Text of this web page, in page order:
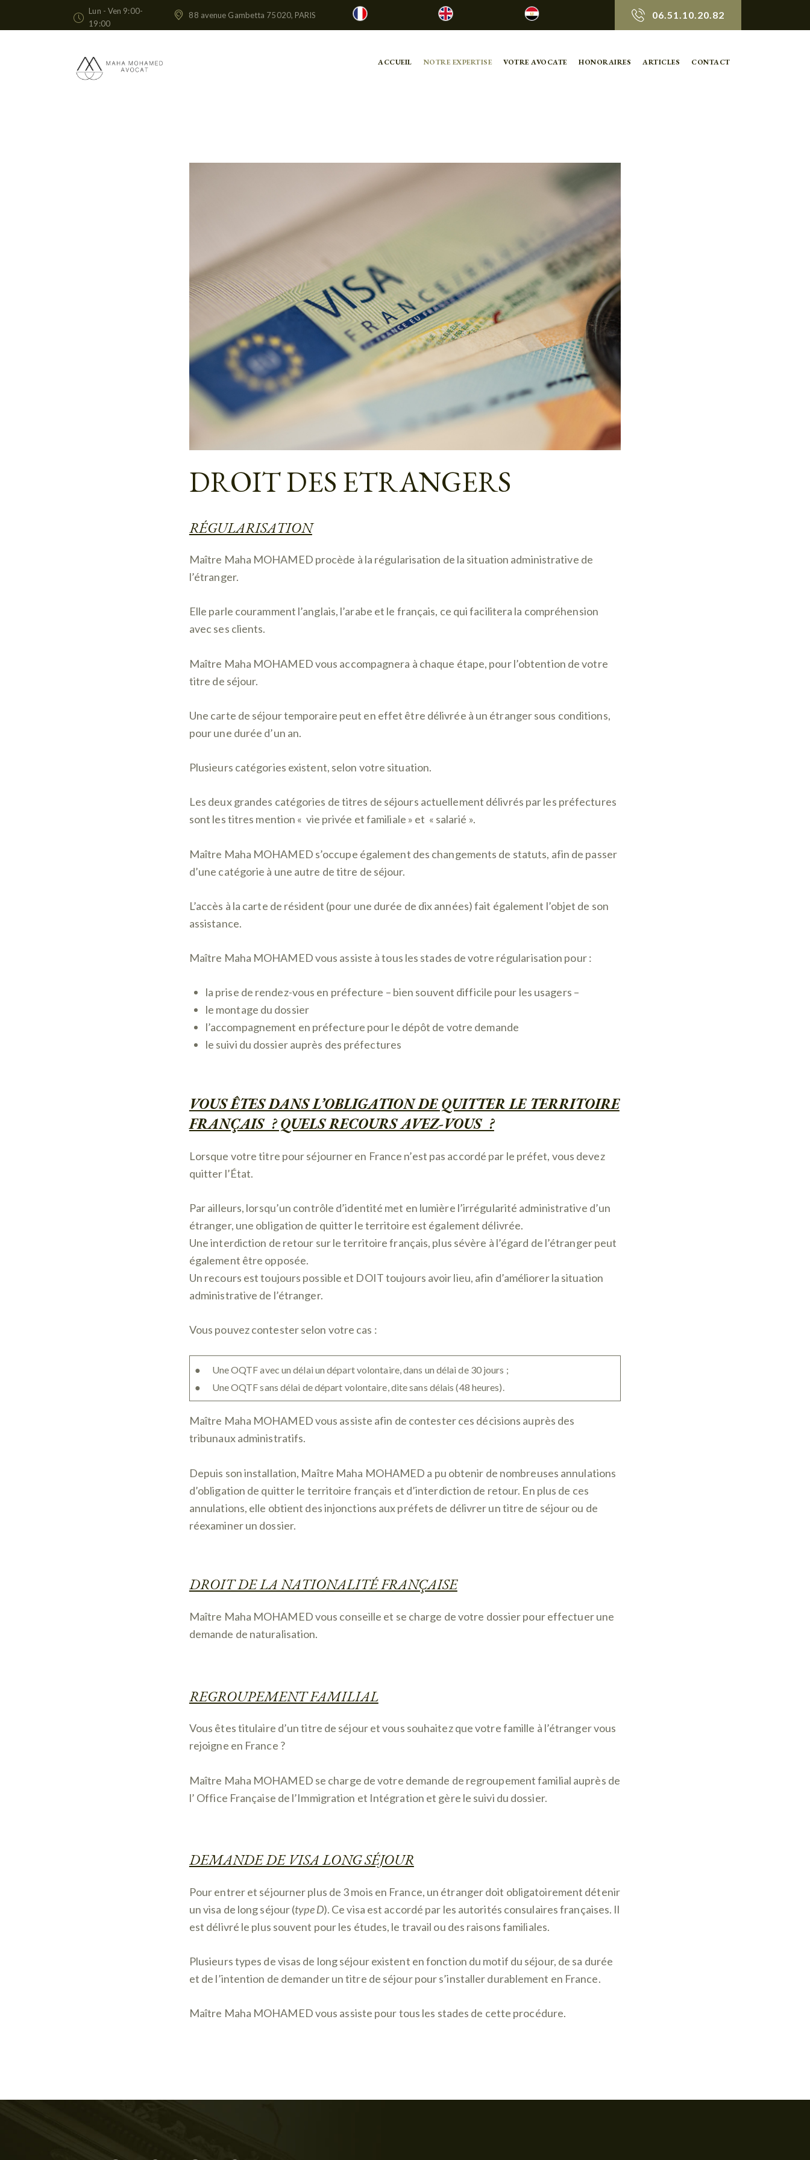
Lun - Ven 9:00-
19:00
88 avenue Gambetta 75020, PARIS 06.51.10.20.82
ACCUEIL NOTRE EXPERTISE VOTRE AVOCATE HONORAIRES ARTICLES CONTACT
DROIT DES ETRANGERS
RÉGULARISATION
Maître Maha MOHAMED procède à la régularisation de la situation administrative de
l’étranger.
Elle parle couramment l’anglais, l’arabe et le français, ce qui facilitera la compréhension
avec ses clients.
Maître Maha MOHAMED vous accompagnera à chaque étape, pour l’obtention de votre
titre de séjour.
Une carte de séjour temporaire peut en effet être délivrée à un étranger sous conditions,
pour une durée d’un an.
Plusieurs catégories existent, selon votre situation.
Les deux grandes catégories de titres de séjours actuellement délivrés par les préfectures
sont les titres mention « vie privée et familiale » et « salarié ».
Maître Maha MOHAMED s’occupe également des changements de statuts, afin de passer
d’une catégorie à une autre de titre de séjour.
L’accès à la carte de résident (pour une durée de dix années) fait également l’objet de son
assistance.
Maître Maha MOHAMED vous assiste à tous les stades de votre régularisation pour :
la prise de rendez-vous en préfecture – bien souvent difficile pour les usagers –
le montage du dossier
l’accompagnement en préfecture pour le dépôt de votre demande
le suivi du dossier auprès des préfectures
VOUS ÊTES DANS L’OBLIGATION DE QUITTER LE TERRITOIRE
FRANÇAIS ? QUELS RECOURS AVEZ-VOUS ?
Lorsque votre titre pour séjourner en France n’est pas accordé par le préfet, vous devez
quitter l’État.
Par ailleurs, lorsqu’un contrôle d’identité met en lumière l’irrégularité administrative d’un
étranger, une obligation de quitter le territoire est également délivrée.
Une interdiction de retour sur le territoire français, plus sévère à l’égard de l’étranger peut
également être opposée.
Un recours est toujours possible et DOIT toujours avoir lieu, afin d’améliorer la situation
administrative de l’étranger.
Vous pouvez contester selon votre cas :
● Une OQTF avec un délai un départ volontaire, dans un délai de 30 jours ;
● Une OQTF sans délai de départ volontaire, dite sans délais (48 heures).
Maître Maha MOHAMED vous assiste afin de contester ces décisions auprès des
tribunaux administratifs.
Depuis son installation, Maître Maha MOHAMED a pu obtenir de nombreuses annulations
d’obligation de quitter le territoire français et d’interdiction de retour. En plus de ces
annulations, elle obtient des injonctions aux préfets de délivrer un titre de séjour ou de
réexaminer un dossier.
DROIT DE LA NATIONALITÉ FRANÇAISE
Maître Maha MOHAMED vous conseille et se charge de votre dossier pour effectuer une
demande de naturalisation.
REGROUPEMENT FAMILIAL
Vous êtes titulaire d’un titre de séjour et vous souhaitez que votre famille à l’étranger vous
rejoigne en France ?
Maître Maha MOHAMED se charge de votre demande de regroupement familial auprès de
l’ Office Française de l’Immigration et Intégration et gère le suivi du dossier.
DEMANDE DE VISA LONG SÉJOUR
Pour entrer et séjourner plus de 3 mois en France, un étranger doit obligatoirement détenir
un visa de long séjour (type D). Ce visa est accordé par les autorités consulaires françaises. Il
est délivré le plus souvent pour les études, le travail ou des raisons familiales.
Plusieurs types de visas de long séjour existent en fonction du motif du séjour, de sa durée
et de l’intention de demander un titre de séjour pour s’installer durablement en France.
Maître Maha MOHAMED vous assiste pour tous les stades de cette procédure.